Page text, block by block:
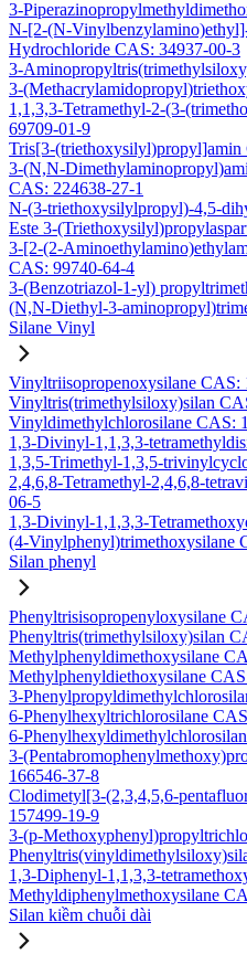
3-
N-[2-(N-
Hydrochloride CAS: 34937-00-3
3-
3-
1,1,3,3-Tetramethyl-2-(3-
69709-01-9
Tris[3-(triethoxysilyl)propyl]amin
3-(N,N-
CAS: 224638-27-1
N-(3-triethoxysilylpropyl)-4,5-
Este 3-
3-[2-(2-
CAS: 99740-64-4
3-(Benzotriazol-1-yl)
(N,N-Diethyl-3-
Silane Vinyl
Vinyltriisopropenoxysilane CAS:
Vinyltris(trimethylsiloxy)silan
Vinyldimethylchlorosilane CAS:
1,3-Divinyl-1,1,3,3-
1,3,5-Trimethyl-1,3,5-
2,4,6,8-Tetramethyl-2,4,6,8-
06-5
1,3-Divinyl-1,1,3,3-
(4-Vinylphenyl)trimethoxysilane
Silan phenyl
Phenyltrisisopropenyloxysilane
Phenyltris(trimethylsiloxy)silan
Methylphenyldimethoxysilane
Methylphenyldiethoxysilane
3-
6-Phenylhexyltrichlorosilane
6-
3-
166546-37-8
Clodimetyl[3-(2,3,4,5,6-
157499-19-9
3-(p-
1,3-Diphenyl-1,1,3,3-
Methyldiphenylmethoxysilane
Silan kiềm chuỗi dài